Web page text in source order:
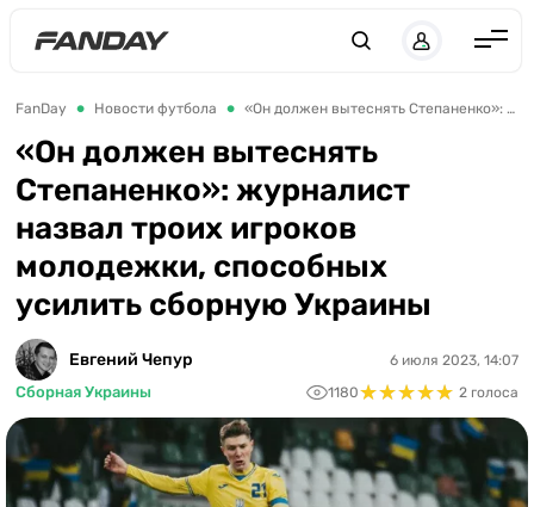
Англия
Испания
Германия
Италия
Франция
Украина
ЛЧ
ЛЕ
ЧЕ-2028
Букмекеры
FanDay Новости футбола «Он должен вытеснять Степаненко»: журналист назвал троих игроков молодежки, способных усилить сборную Украины
«Он должен вытеснять
Степаненко»: журналист
назвал троих игроков
молодежки, способных
усилить сборную Украины
Евгений Чепур
Сборная Украины
6 июля 2023, 14:07
1180★★★★★
★★★★★ 2 голоса